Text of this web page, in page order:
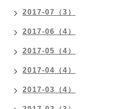
2017-07（3）
2017-06（4）
2017-05（4）
2017-04（4）
2017-03（4）